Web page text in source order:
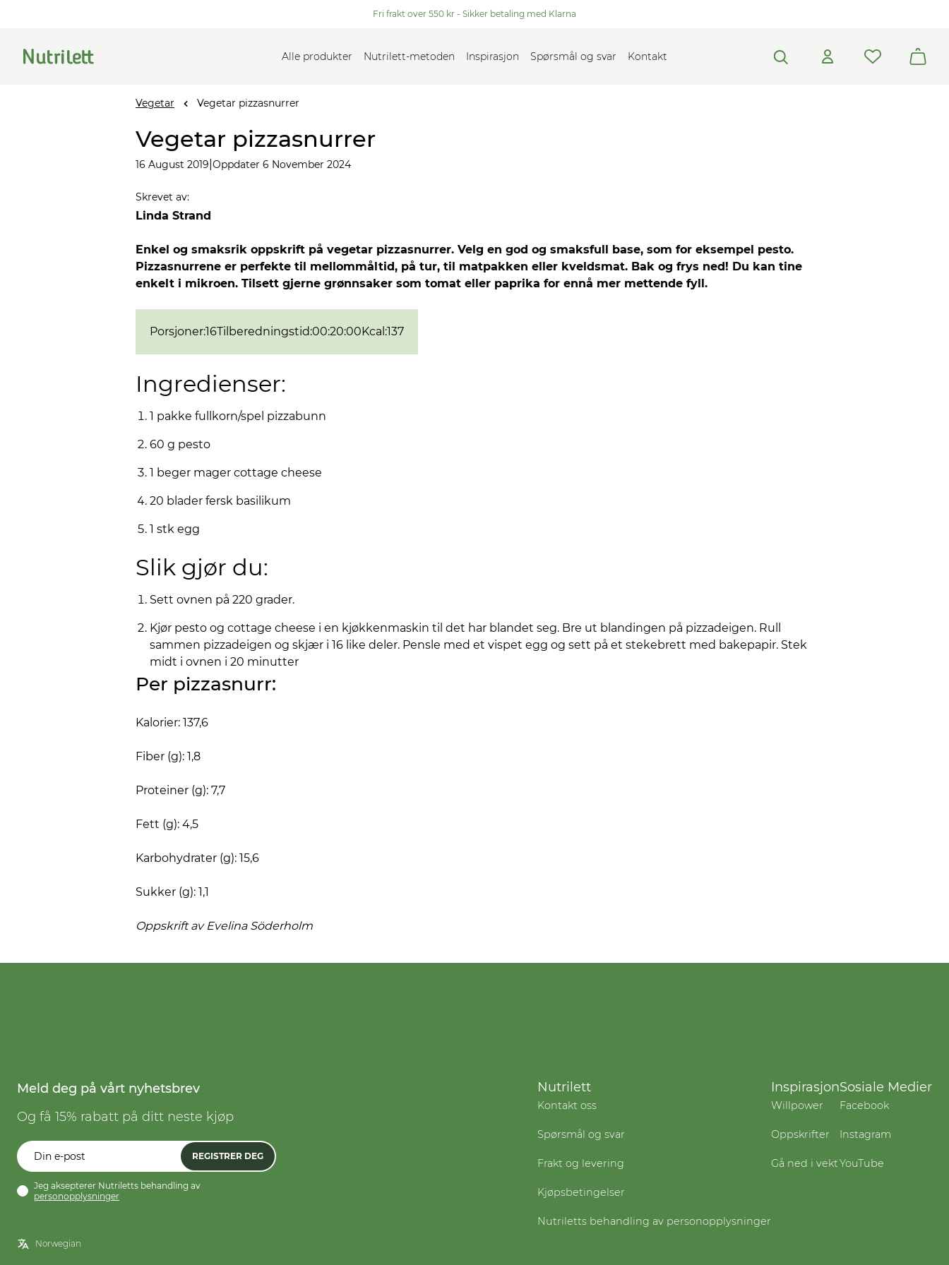
Fri frakt over 550 kr - Sikker betaling med Klarna
Alle produkter Nutrilett-metoden Inspirasjon Spørsmål og svar Kontakt
Vegetar Vegetar pizzasnurrer
Vegetar pizzasnurrer
16 August 2019 Oppdater 6 November 2024
Skrevet av:
Linda Strand
Enkel og smaksrik oppskrift på vegetar pizzasnurrer. Velg en god og smaksfull base, som for eksempel pesto.
Pizzasnurrene er perfekte til mellommåltid, på tur, til matpakken eller kveldsmat. Bak og frys ned! Du kan tine
enkelt i mikroen. Tilsett gjerne grønnsaker som tomat eller paprika for ennå mer mettende fyll.
Porsjoner:16Tilberedningstid:00:20:00Kcal :137
Ingredienser:
1 pakke fullkorn/spel pizzabunn
60 g pesto
1 beger mager cottage cheese
20 blader fersk basilikum
1 stk egg
Slik gjør du:
Sett ovnen på 220 grader.
Kjør pesto og cottage cheese i en kjøkkenmaskin til det har blandet seg. Bre ut blandingen på pizzadeigen. Rull
sammen pizzadeigen og skjær i 16 like deler. Pensle med et vispet egg og sett på et stekebrett med bakepapir. Stek
midt i ovnen i 20 minutter
Per pizzasnurr:
Kalorier: 137,6
Fiber (g): 1,8
Proteiner (g): 7,7
Fett (g): 4,5
Karbohydrater (g): 15,6
Sukker (g): 1,1
Oppskrift av Evelina Söderholm
Meld deg på vårt nyhetsbrev
Og få 15% rabatt på ditt neste kjøp
REGISTRER DEG
Jeg aksepterer Nutriletts behandling av
personopplysninger
Nutrilett
Kontakt oss
Spørsmål og svar
Frakt og levering
Kjøpsbetingelser
Nutriletts behandling av personopplysninger
Inspirasjon
Willpower
Oppskrifter
Gå ned i vekt
Sosiale Medier
Facebook
Instagram
YouTube